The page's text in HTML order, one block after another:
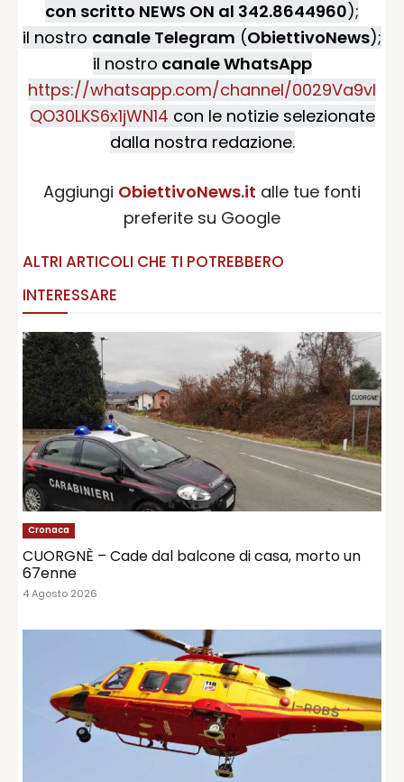
con scritto NEWS ON al 342.8644960);
il nostro canale Telegram (ObiettivoNews);
il nostro canale WhatsApp
https://whatsapp.com/channel/0029Va9vI
QO30LKS6x1jWN14 con le notizie selezionate
dalla nostra redazione.
Aggiungi ObiettivoNews.it alle tue fonti
preferite su Google
ALTRI ARTICOLI CHE TI POTREBBERO
INTERESSARE
Cronaca
CUORGNÈ – Cade dal balcone di casa, morto un
67enne
4 Agosto 2026